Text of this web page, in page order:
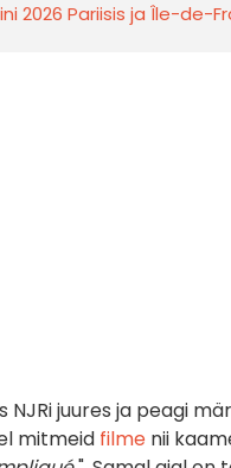
2026 Pariisis ja Île-de-
juures ja peagi
mitmeid filme nii